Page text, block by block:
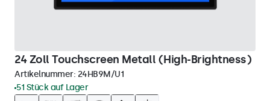
24 Zoll Touchscreen Metall (High-Brightness)
Artikelnummer: 24HB9M/U1
51 Stück auf Lager